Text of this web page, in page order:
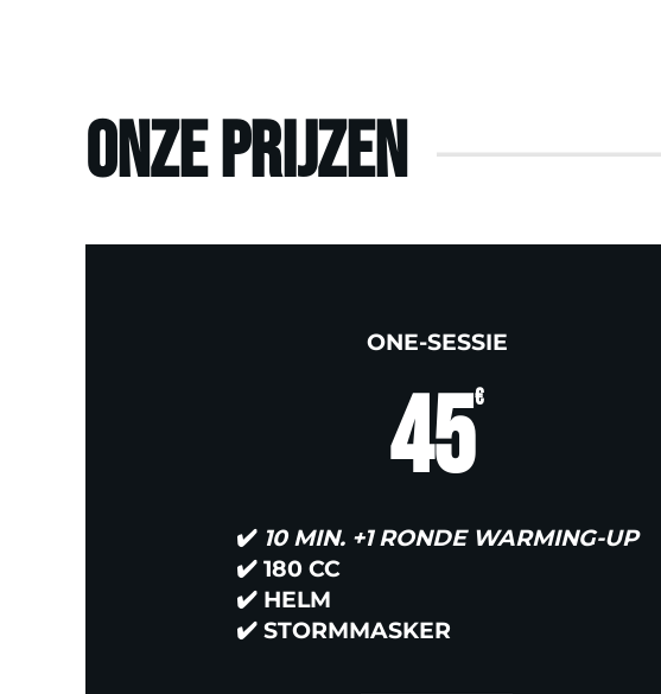
Onze prijzen
ONE-SESSIE
45€
✔️ 10 MIN. +1 RONDE WARMING-UP
✔️ 180 CC
✔️ HELM
✔️ STORMMASKER